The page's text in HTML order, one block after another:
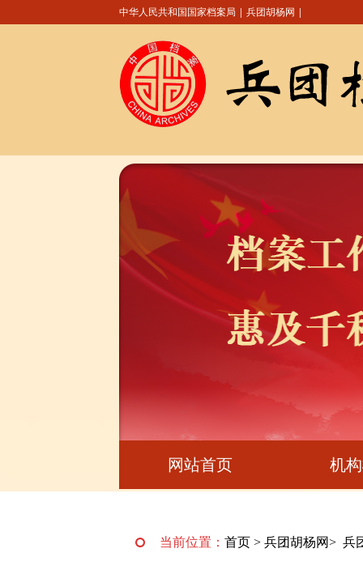
中华人民共和国国家档案局 兵团胡杨网
网站首页 机
当前位置： 首页> 兵团胡杨网> 兵